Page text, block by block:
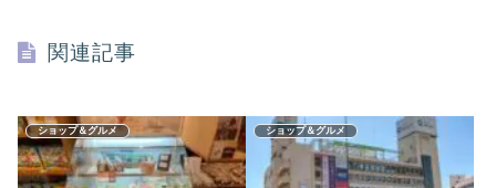
関連記事
ショップ＆グルメ ショップ＆グルメ